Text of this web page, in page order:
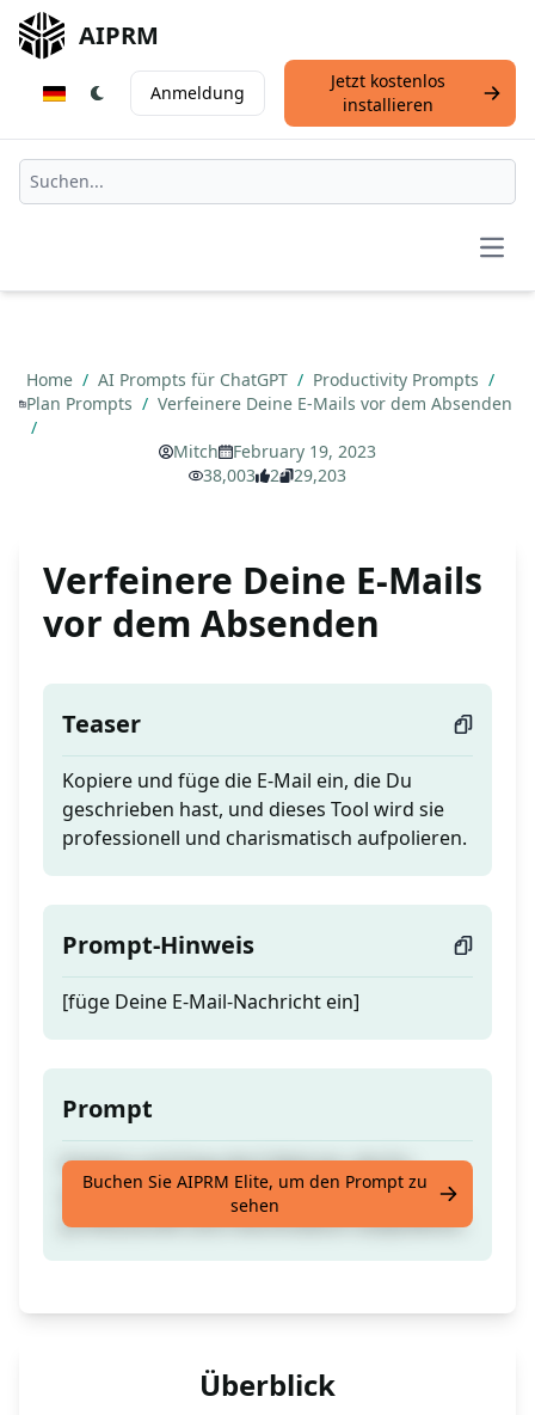
AIPRM
Anmeldung
Jetzt kostenlos
installieren
Home / AI Prompts für ChatGPT / Productivity Prompts /
Plan Prompts / Verfeinere Deine E-Mails vor dem Absenden
/
Mitch
February 19, 2023
38,003
2 29,203
Verfeinere Deine E-Mails
vor dem Absenden
Teaser
Kopiere und füge die E-Mail ein, die Du
geschrieben hast, und dieses Tool wird sie
professionell und charismatisch aufpolieren.
Prompt-Hinweis
[füge Deine E-Mail-Nachricht ein]
Prompt
Kopiere und füge die E-Mail ein, die Du
geschrieben hast, und dieses Tool wird sie
professionell und charismatisch aufpolieren.
Buchen Sie AIPRM Elite, um den Prompt zu
sehen
Überblick